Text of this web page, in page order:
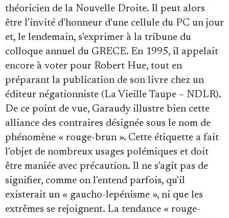
théoricien de la Nouvelle Droite. Il peut alors
être l'invité d'honneur d'une cellule du PC un jour
et, le lendemain, s'exprimer à la tribune du
colloque annuel du GRECE. En 1995, il appelait
encore à voter pour Robert Hue, tout en
préparant la publication de son livre chez un
éditeur négationniste (La Vieille Taupe – NDLR).
De ce point de vue, Garaudy illustre bien cette
alliance des contraires désignée sous le nom de
phénomène « rouge-brun ». Cette étiquette a fait
l'objet de nombreux usages polémiques et doit
être maniée avec précaution. Il ne s'agit pas de
signifier, comme on l'entend parfois, qu'il
existerait un « gaucho-lepénisme », ni que les
extrêmes se rejoignent. La tendance « rouge-